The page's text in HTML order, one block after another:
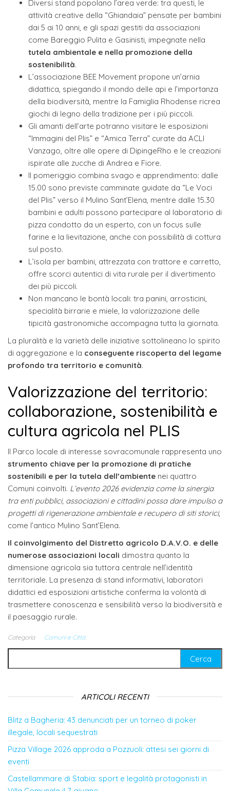
Diversi stand popolano l’area verde: tra questi, le
attività creative della “Ghiandaia” pensate per bambini
dai 5 ai 10 anni, e gli spazi gestiti da associazioni
come Bareggio Pulita e Gasinisti, impegnate nella
tutela ambientale e nella promozione della
sostenibilità.
L’associazione BEE Movement propone un’arnia
didattica, spiegando il mondo delle api e l’importanza
della biodiversità, mentre la Famiglia Rhodense ricrea
giochi di legno della tradizione per i più piccoli.
Gli amanti dell’arte potranno visitare le esposizioni
“Immagini del Plis” e “Amica Terra” curate da ACLI
Vanzago, oltre alle opere di DipingeRho e le creazioni
ispirate alle zucche di Andrea e Fiore.
Il pomeriggio combina svago e apprendimento: dalle
15.00 sono previste camminate guidate da “Le Voci
del Plis” verso il Mulino Sant’Elena, mentre dalle 15.30
bambini e adulti possono partecipare al laboratorio di
pizza condotto da un esperto, con un focus sulle
farine e la lievitazione, anche con possibilità di cottura
sul posto.
L’isola per bambini, attrezzata con trattore e carretto,
offre scorci autentici di vita rurale per il divertimento
dei più piccoli.
Non mancano le bontà locali: tra panini, arrosticini,
specialità birrarie e miele, la valorizzazione delle
tipicità gastronomiche accompagna tutta la giornata.
La pluralità e la varietà delle iniziative sottolineano lo spirito
di aggregazione e la conseguente riscoperta del legame
profondo tra territorio e comunità.
Valorizzazione del territorio:
collaborazione, sostenibilità e
cultura agricola nel PLIS
Il Parco locale di interesse sovracomunale rappresenta uno
strumento chiave per la promozione di pratiche
sostenibili e per la tutela dell’ambiente nei quattro
Comuni coinvolti. L’evento 2026 evidenzia come la sinergia
tra enti pubblici, associazioni e cittadini possa dare impulso a
progetti di rigenerazione ambientale e recupero di siti storici,
come l’antico Mulino Sant’Elena.
Il coinvolgimento del Distretto agricolo D.A.V.O. e delle
numerose associazioni locali dimostra quanto la
dimensione agricola sia tuttora centrale nell’identità
territoriale. La presenza di stand informativi, laboratori
didattici ed esposizioni artistiche conferma la volontà di
trasmettere conoscenza e sensibilità verso la biodiversità e
il paesaggio rurale.
Categoria Comuni e Città
ARTICOLI RECENTI
Blitz a Bagheria: 43 denunciati per un torneo di poker
illegale, locali sequestrati
Pizza Village 2026 approda a Pozzuoli: attesi sei giorni di
eventi
Castellammare di Stabia: sport e legalità protagonisti in